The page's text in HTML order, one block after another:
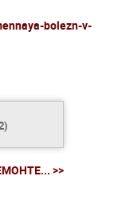
bolezn-v-
)
>>